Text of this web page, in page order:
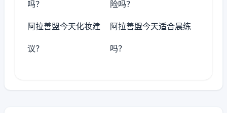
吗？ 险吗？
阿拉善盟今天化妆建
议？
阿拉善盟今天适合晨练
吗？